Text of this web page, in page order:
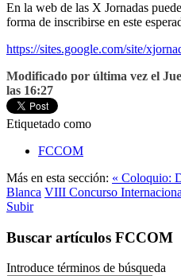
En la web de las X Jornadas
forma de inscribirse en este
https://sites.google.com/site/
Modificado por última vez el
las 16:27
Etiquetado como
FCCOM
Más en esta sección: « Coloquio:
Blanca VIII Concurso
Subir
Buscar artículos FCCOM
Introduce términos de búsqueda